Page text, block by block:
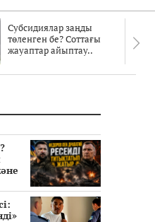
Субсидиялар заңды
төленген бе? Соттағы
жауаптар айыптау..